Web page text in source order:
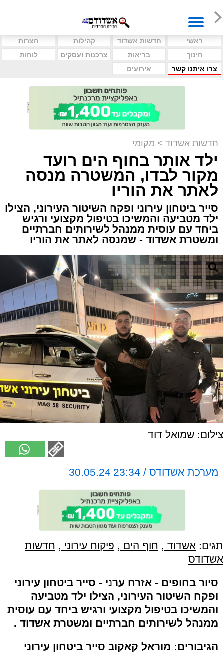
ראשי חדשות אשדוד קהילות
חצרות
חינוך
בריאות צרכנות ועסקים
לוחות
צרו איתנו קשר
אירועים
חדשות אשדוד > מקומי
ילד אותר בחוף הים רועד
מקור לבדו, המשטרה מנסה
לאתר את הוריו
סייר ביטחון עירוני ופקח השיטור העירוני, הצילו
ילד מטביעה והמשיכו בטיפול מקצועי ורגיש
ביחד עם עוסית ממנהל לשירותים חברתיים
ומשטרת אשדוד - שמנסה לאתר את הוריו
צילום: שמואל דוד
מערכת אשדודס / 23:34 30.05.24
תגים: אשדוד , חוף הים , פיקוח עירוני , חדשות
אשדודס
סיור בחופים - אזרח ערני - סייר ביטחון עירוני
ופקח השיטור העירוני, הצילו ילד מטביעה
והמשיכו בטיפול מקצועי ורגיש ביחד עם עוסית
ממנהל לשירותים חברתיים ומשטרת אשדוד .
הגיבורים: מוראל קאקוב סייר ביטחון עירוני